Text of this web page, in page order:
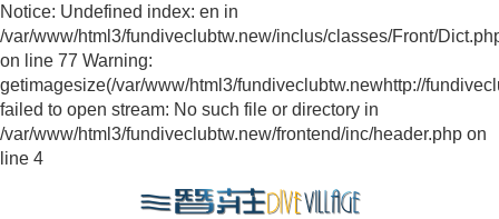
Notice: Undefined index: en in
/var/www/html3/fundiveclubtw.new/inclus/classes/Front/
on line 77 Warning:
getimagesize(/var/www/html3/fundiveclubtw.newhttp://
failed to open stream: No such file or directory in
/var/www/html3/fundiveclubtw.new/frontend/inc/header.php on
line 4